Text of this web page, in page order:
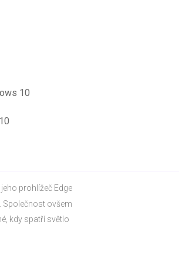
10
prohlížeč Edge
Společnost ovšem
kdy spatří světlo